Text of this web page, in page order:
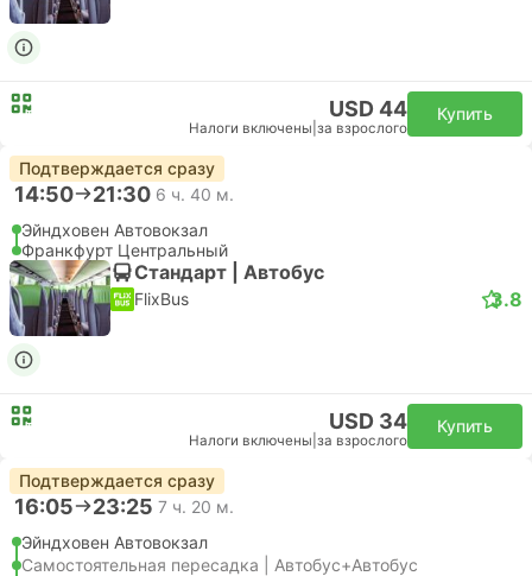
USD 44
Налоги включены за взрослого
Купить
Подтверждается сразу
14:50 21:30 6 ч. 40 м.
Эйндховен Автовокзал
Франкфурт Центральный
Стандарт | Автобус
FlixBus 3.8
USD 34
Налоги включены за взрослого
Купить
Подтверждается сразу
16:05 23:25 7 ч. 20 м.
Эйндховен Автовокзал
Самостоятельная пересадка | Автобус+Автобус